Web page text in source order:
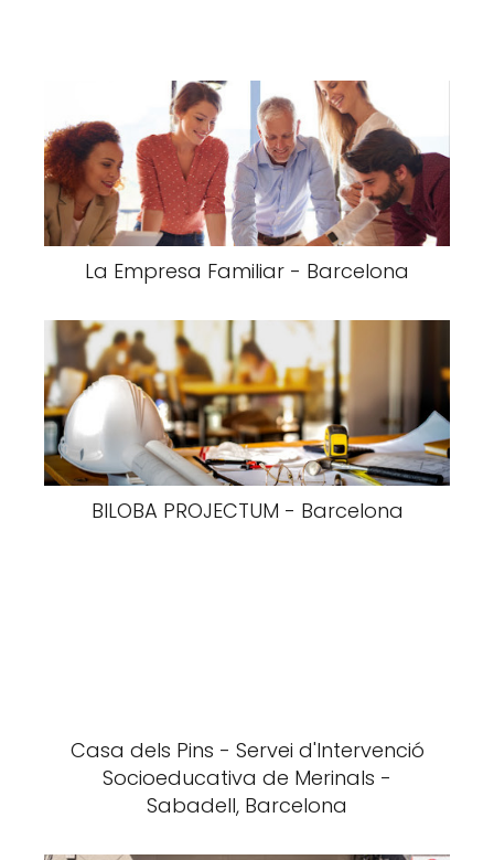
La Empresa Familiar - Barcelona
BILOBA PROJECTUM - Barcelona
Casa dels Pins - Servei d'Intervenció
Socioeducativa de Merinals -
Sabadell, Barcelona